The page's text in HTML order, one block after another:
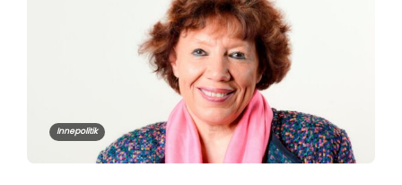
Innepolitik